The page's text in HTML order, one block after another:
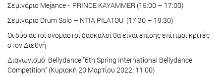
Σεμινάριo Mejance - PRINCE KAYAMMER (15:00 – 17:00)
Σεμινάριο Drum Solo – NTIA PILATOU (17:30 – 19:30)
Οι δύο αυτοί ονομαστοί δάσκαλοι θα είναι επίσης επίτιμοι κριτές
στον Διεθνή
Διαγωνισμό Bellydance “6th Spring International Bellydance
Competition” (Κυριακή 20 Μαρτίου 2022, 11.00)